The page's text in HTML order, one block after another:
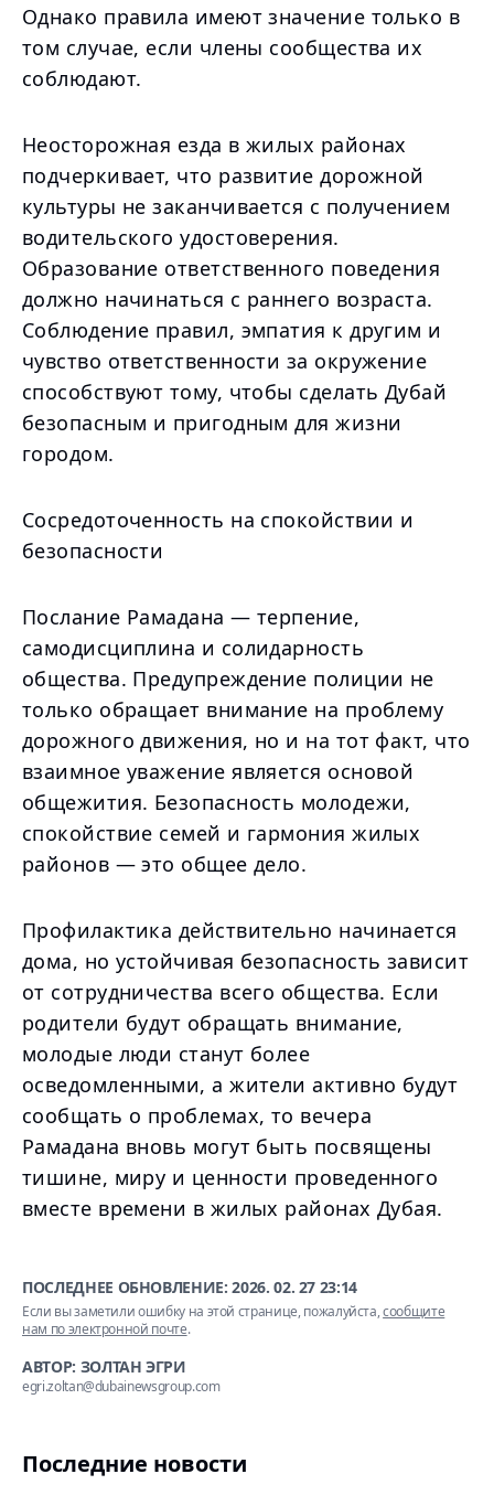
Однако правила имеют значение только в
том случае, если члены сообщества их
соблюдают.
Неосторожная езда в жилых районах
подчеркивает, что развитие дорожной
культуры не заканчивается с получением
водительского удостоверения.
Образование ответственного поведения
должно начинаться с раннего возраста.
Соблюдение правил, эмпатия к другим и
чувство ответственности за окружение
способствуют тому, чтобы сделать Дубай
безопасным и пригодным для жизни
городом.
Сосредоточенность на спокойствии и
безопасности
Послание Рамадана — терпение,
самодисциплина и солидарность
общества. Предупреждение полиции не
только обращает внимание на проблему
дорожного движения, но и на тот факт, что
взаимное уважение является основой
общежития. Безопасность молодежи,
спокойствие семей и гармония жилых
районов — это общее дело.
Профилактика действительно начинается
дома, но устойчивая безопасность зависит
от сотрудничества всего общества. Если
родители будут обращать внимание,
молодые люди станут более
осведомленными, а жители активно будут
сообщать о проблемах, то вечера
Рамадана вновь могут быть посвящены
тишине, миру и ценности проведенного
вместе времени в жилых районах Дубая.
ПОСЛЕДНЕЕ ОБНОВЛЕНИЕ:2026. 02. 27 23:14
Если вы заметили ошибку на этой странице, пожалуйста,сообщите
нам по электронной почте.
АВТОР: ЗОЛТАН ЭГРИ
egri.zoltan@dubainewsgroup.com
Последние новости